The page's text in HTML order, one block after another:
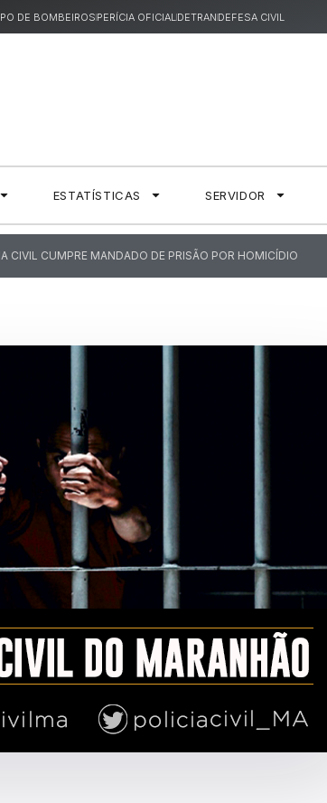
DE BOMBEIROSPERÍCIA OFICIALDETRANDEFESA CIVIL
ESTATÍSTICAS SERVIDOR
CIVIL CUMPRE MANDADO DE PRISÃO POR HOMICÍDIO